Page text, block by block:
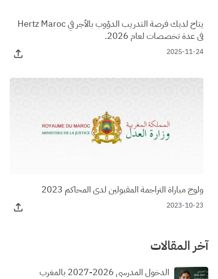
يتاح لديك فرصة التدريب الدؤوب بالأجر في Hertz Maroc
في عدة تخصصات لعام 2026.
2025-11-24
ولوج مباراة التراجمة المقبولين لدى المحاكم 2023
2023-10-23
آخر المقالات
الدخول المدرسي 2026-2027 بالمغرب